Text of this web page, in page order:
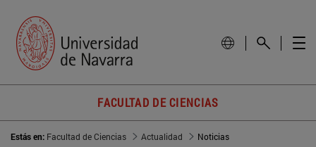
FACULTAD DE CIENCIAS
Estás en: Facultad de Ciencias Actualidad Noticias